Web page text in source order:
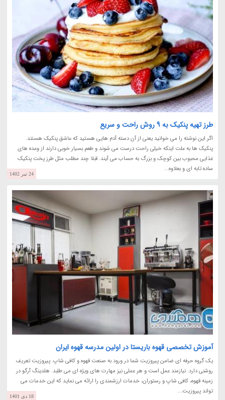
طرز تهیه پنکیک به 9 روش راحت و سریع
اگر این نوشته را می خوانید یعنی از آن دسته آدم هایی هستید که عاشق پنکیک هستند.
پنکیک ها به علت اینکه خیلی راحت درست می شوند و طعم بسیار خوبی دارند از وعده های
غذایی محبوب بین کوچک و بزرگ به حساب می آیند. قبلا چند مطلب مثل طرز پخت پنکیک
ساده تابه ای و بعلاوه...
24 تیر 1402
آموزش تخصصی قهوه باریستا در اولین مدرسه قهوه ایران
یک گروه حرفه ای ضامن پیروزیت شما در ورود به صنعت قهوه و کافی شاپ. پیروزیت تعریف
روشنی دارد. نیازمند عمل است و هر عملی نیز مهارت های ویژه ای می طلبد. هلدینگ آرگو در
زمینه قهوه، کافی شاپ و رستوران، خدمات ارزشمندی را ارائه می نماید که این خدمات می
تواند پیروزیت...
18 دی 1401